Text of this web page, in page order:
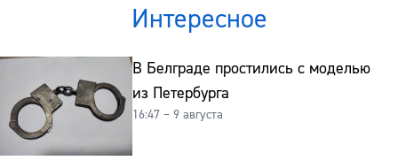
Интересное
В Белграде простились с моделью
из Петербурга
16:47 – 9 августа